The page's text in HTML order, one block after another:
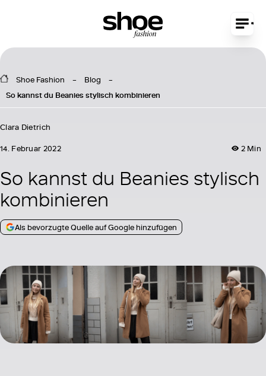
Shoe Fashion
Blog
So kannst du Beanies stylisch kombinieren
Clara Dietrich
2 Min
14. Februar 2022
So kannst du Beanies stylisch
kombinieren
Als bevorzugte Quelle auf Google hinzufügen